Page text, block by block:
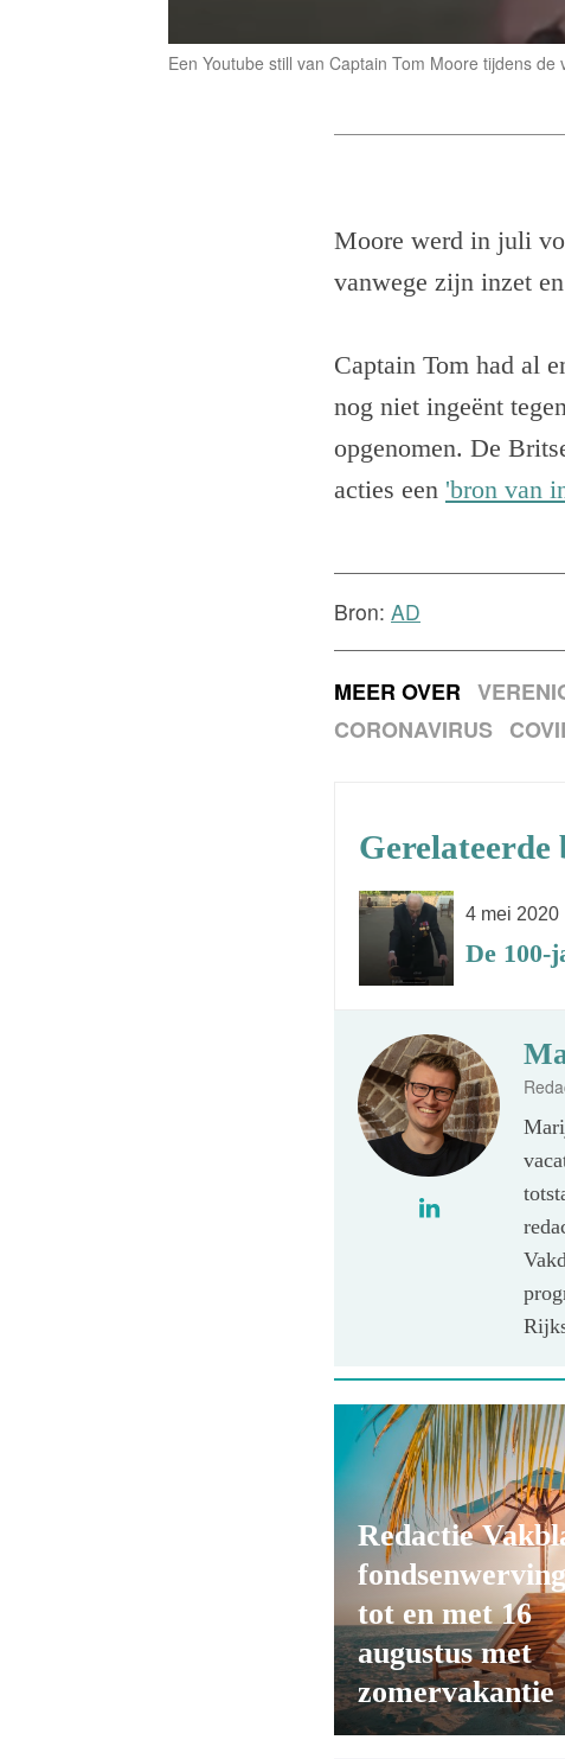
Een Youtube still van Captain Tom Moore tijdens
Moore werd in juli
vanwege zijn inzet
Captain Tom had al
nog niet ingeënt
opgenomen. De
acties een 'bron van
Bron: AD
MEER OVER
CORONAVIRUS
Gerelateerde
4 mei 2020
De 100-
Redactie
fondsenwerving
tot en met 16
augustus met
zomervakantie